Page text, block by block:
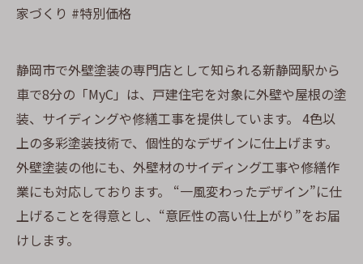
家づくり #特別価格
静岡市で外壁塗装の専門店として知られる新静岡駅から
車で8分の「MyC」は、戸建住宅を対象に外壁や屋根の塗
装、サイディングや修繕工事を提供しています。 4色以
上の多彩塗装技術で、個性的なデザインに仕上げます。
外壁塗装の他にも、外壁材のサイディング工事や修繕作
業にも対応しております。 “一風変わったデザイン”に仕
上げることを得意とし、“意匠性の高い仕上がり”をお届
けします。